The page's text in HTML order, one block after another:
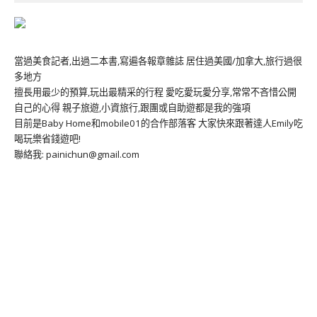
當過美食記者,出過二本書,寫遍各報章雜誌 居住過美國/加拿大,旅行過很
多地方
擅長用最少的預算,玩出最精采的行程 愛吃愛玩愛分享,常常不吝惜公開
自己的心得 親子旅遊,小資旅行,跟團或自助遊都是我的強項
目前是Baby Home和mobile01的合作部落客 大家快來跟著達人Emily吃
喝玩樂省錢遊吧!
聯絡我: painichun@gmail.com